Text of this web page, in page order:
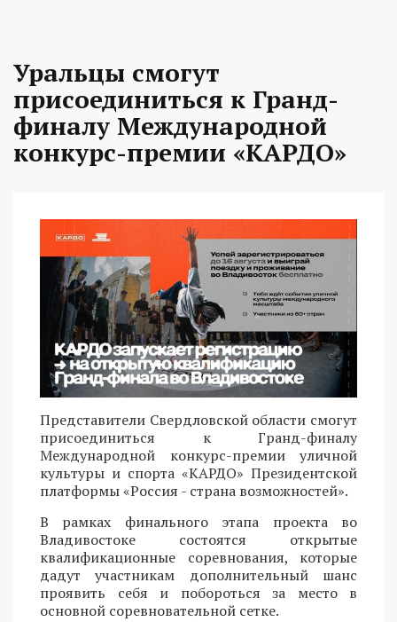
Уральцы смогут
присоединиться к Гранд-
финалу Международной
конкурс-премии «КАРДО»
Представители Свердловской области смогут
присоединиться к Гранд-финалу
Международной конкурс-премии уличной
культуры и спорта «КАРДО» Президентской
платформы «Россия - страна возможностей».
В рамках финального этапа проекта во
Владивостоке состоятся открытые
квалификационные соревнования, которые
дадут участникам дополнительный шанс
проявить себя и побороться за место в
основной соревновательной сетке.